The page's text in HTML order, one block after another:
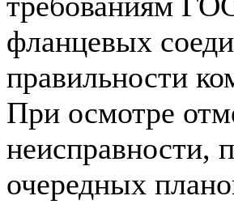
фланцевых
правильности
При осмотре
неисправности,
очередных